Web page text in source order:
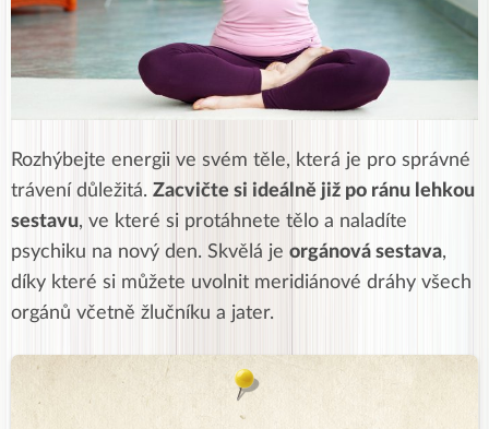
Rozhýbejte energii ve svém těle, která je pro správné
trávení důležitá. Zacvičte si ideálně již po ránu lehkou
sestavu, ve které si protáhnete tělo a naladíte
psychiku na nový den. Skvělá je orgánová sestava,
díky které si můžete uvolnit meridiánové dráhy všech
orgánů včetně žlučníku a jater.